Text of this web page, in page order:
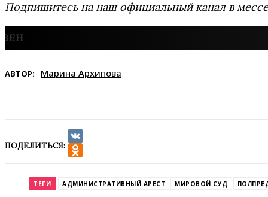
Подпишитесь на наш официальный канал в
АВТОР: Марина Архипова
ПОДЕЛИТЬСЯ:
VK
ТЕГИ АДМИНИСТРАТИВНЫЙ АРЕСТ МИРОВОЙ СУД